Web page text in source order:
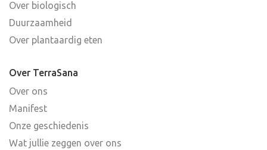
Over biologisch
Duurzaamheid
Over plantaardig eten
Over TerraSana
Over ons
Manifest
Onze geschiedenis
Wat jullie zeggen over ons